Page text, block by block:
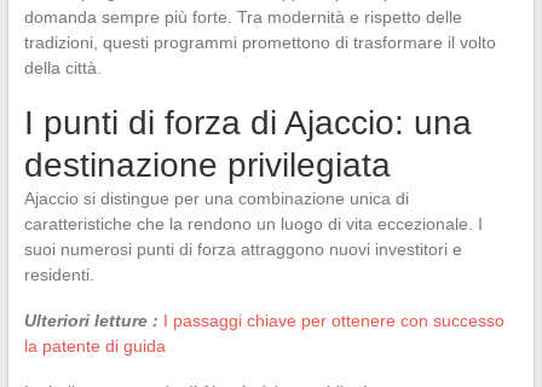
domanda sempre più forte. Tra modernità e rispetto delle
tradizioni, questi programmi promettono di trasformare il volto
della città.
I punti di forza di Ajaccio: una
destinazione privilegiata
Ajaccio si distingue per una combinazione unica di
caratteristiche che la rendono un luogo di vita eccezionale. I
suoi numerosi punti di forza attraggono nuovi investitori e
residenti.
Ulteriori letture : I passaggi chiave per ottenere con successo
la patente di guida